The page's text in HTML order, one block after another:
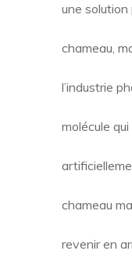
une
chameau,
l’industrie
molécule
chameau
revenir en